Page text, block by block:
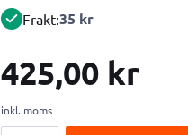
Frakt:35 kr
425,00 kr
inkl. moms